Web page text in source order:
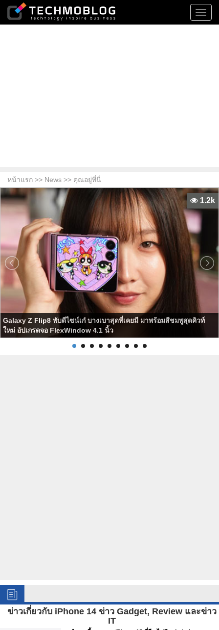
หน้าแรก >> News >> คุณอยู่ที่นี่
Galaxy Z Flip8 พับดีไซน์เก๋ บางเบาสุดที่เคยมี มาพร้อมสีชมพูสุดคิวท์
ใหม่ อัปเกรดจอ FlexWindow 4.1 นิ้ว
1.2k
ข่าวเกี่ยวกับ iPhone 14 ข่าว Gadget, Review และข่าว
IT